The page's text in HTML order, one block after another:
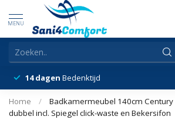
MENU
14 dagen Bedenktijd
Home /
Badkamermeubel 140cm Century
dubbel incl. Spiegel click-waste en Bekersifon